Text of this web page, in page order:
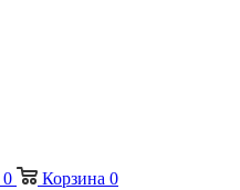
0 Корзина 0